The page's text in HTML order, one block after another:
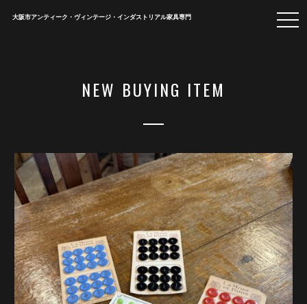
大阪市アンティーク・ヴィンテージ・インダストリアル家具専門
NEW BUYING ITEM